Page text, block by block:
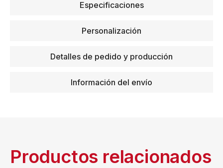
Especificaciones
Personalización
Detalles de pedido y producción
Información del envío
Productos relacionados